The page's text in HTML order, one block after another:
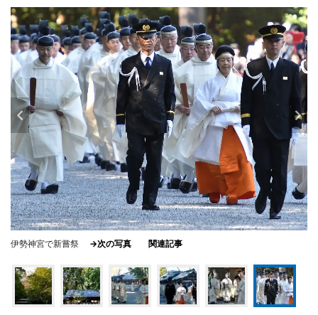
伊勢神宮で新嘗祭 →次の写真 関連記事